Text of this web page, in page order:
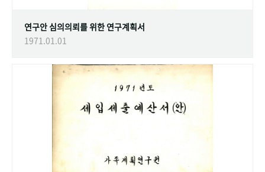
연구안 심의의뢰를 위한 연구계획서
1971.01.01